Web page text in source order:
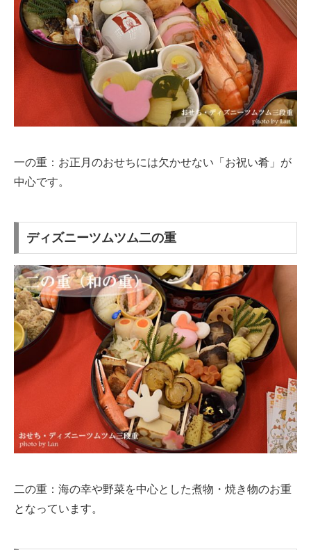
一の重：お正月のおせちには欠かせない「お祝い肴」が
中心です。
ディズニーツムツム二の重
二の重：海の幸や野菜を中心とした煮物・焼き物のお重
となっています。